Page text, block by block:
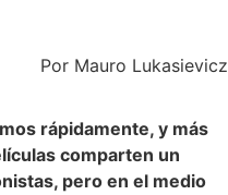
Por Mauro Lukasievicz
rápidamente, y más
comparten un
pero en el medio